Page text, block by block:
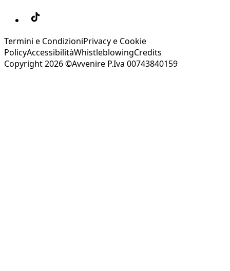
Termini e CondizioniPrivacy e Cookie
PolicyAccessibilitàWhistleblowingCredits
Copyright 2026 ©Avvenire P.Iva 00743840159